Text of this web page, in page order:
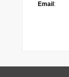
Email :